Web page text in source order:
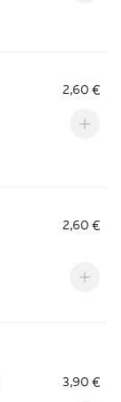
2,60 €
2,60 €
3,90 €